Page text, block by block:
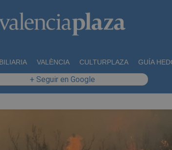
VALÈNCIA CULTURPLAZA GUÍA
+ Seguir en Google